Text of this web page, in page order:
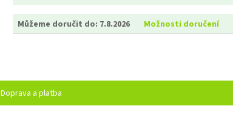
Můžeme doručit do: 7.8.2026 Možnosti doručení
Doprava a platba